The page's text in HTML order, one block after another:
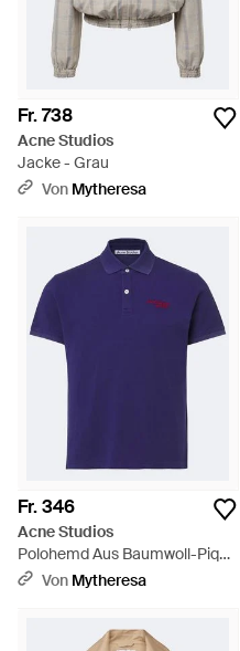
Fr. 738
Acne Studios
Jacke - Grau
Von Mytheresa
Fr. 346
Acne Studios
Polohemd Aus Baumwoll-Pique
- Blau
Von Mytheresa